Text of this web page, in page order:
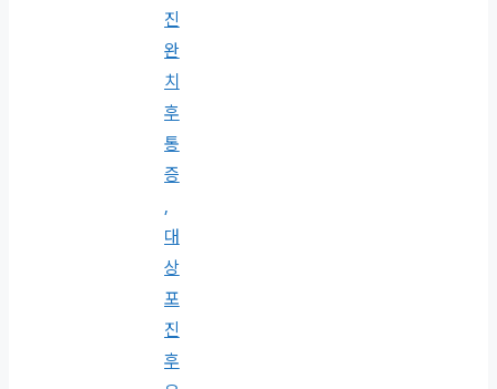
진
완
치
후
통
증
,
대
상
포
진
후